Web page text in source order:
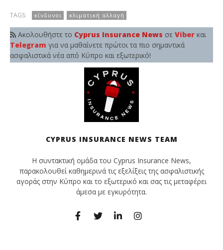
TAGS: κίνδυνοι κλιματική αλλαγή
Ακολουθήστε το Cyprus Insurance News σε Viber και
Telegram για να μαθαίνετε πρώτοι τα πιο σημαντικά
ασφαλιστικά νέα από Κύπρο και εξωτερικό!
CYPRUS INSURANCE NEWS TEAM
Η συντακτική ομάδα του Cyprus Insurance News,
παρακολουθεί καθημερινά τις εξελίξεις της ασφαλιστικής
αγοράς στην Κύπρο και το εξωτερικό και σας τις μεταφέρει
άμεσα με εγκυρότητα.